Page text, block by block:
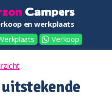
en werkplaats
Verkoop